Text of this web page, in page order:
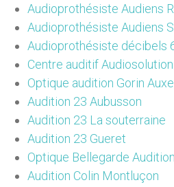
Audioprothésiste Audiens
Audioprothésiste Audiens
Audioprothésiste décibels
Centre auditif
Optique audition Gorin
Audition 23 Aubusson
Audition 23 La souterraine
Audition 23 Gueret
Optique Bellegarde
Audition Colin Montluçon